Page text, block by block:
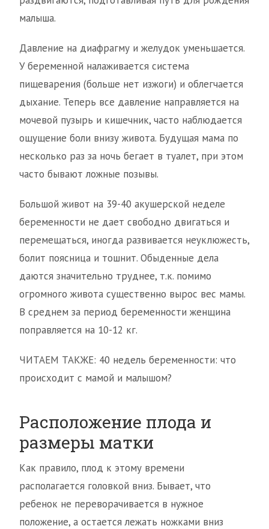
малыша.
Давление на диафрагму и желудок уменьшается.
У беременной налаживается система
пищеварения (больше нет изжоги) и облегчается
дыхание. Теперь все давление направляется на
мочевой пузырь и кишечник, часто наблюдается
ощущение боли внизу живота. Будущая мама по
несколько раз за ночь бегает в туалет, при этом
часто бывают ложные позывы.
Большой живот на 39-40 акушерской неделе
беременности не дает свободно двигаться и
перемещаться, иногда развивается неуклюжесть,
болит поясница и тошнит. Обыденные дела
даются значительно труднее, т.к. помимо
огромного живота существенно вырос вес мамы.
В среднем за период беременности женщина
поправляется на 10-12 кг.
ЧИТАЕМ ТАКЖЕ: 40 недель беременности: что
происходит с мамой и малышом?
Расположение плода и
размеры матки
Как правило, плод к этому времени
располагается головкой вниз. Бывает, что
ребенок не переворачивается в нужное
положение, а остается лежать ножками вниз